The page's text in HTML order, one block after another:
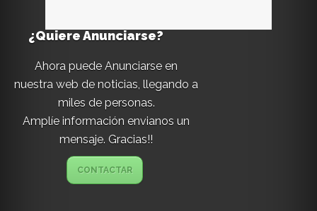
¿Quiere Anunciarse?
Ahora puede Anunciarse en
nuestra web de noticias, llegando a
miles de personas.
Amplíe información envianos un
mensaje. Gracias!!
CONTACTAR